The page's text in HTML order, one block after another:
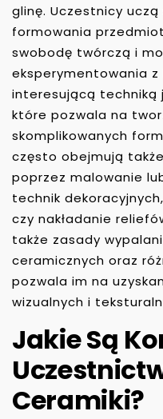
glinę. Uczestnicy
formowania
swobodę twórczą i
eksperymentowania z
interesującą techniką
które pozwala na
skomplikowanych
często obejmują
poprzez malowanie
technik
czy nakładanie
także zasady
ceramicznych oraz
pozwala im na
wizualnych i
Jakie Są
Ceramiki?